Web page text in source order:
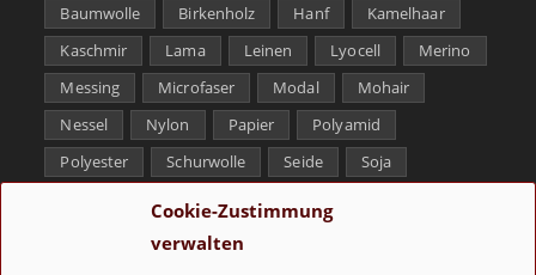
Cookie-Zustimmung
verwalten
Baumwolle
Birkenholz Hanf
Kamelhaar
Kaschmir
Lama Leinen Lyocell
Merino
Messing
Microfaser Modal
Mohair
Nessel
Nylon Papier
Polyamid
Polyester
Schurwolle Seide
Soja
Tencel
Yak